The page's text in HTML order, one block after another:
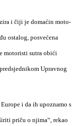
i čiji je domaćin moto-
ostalog, posvećena
motoristi sutra obići
Upravnog
i da ih upoznamo s
priču o njima“, rekao